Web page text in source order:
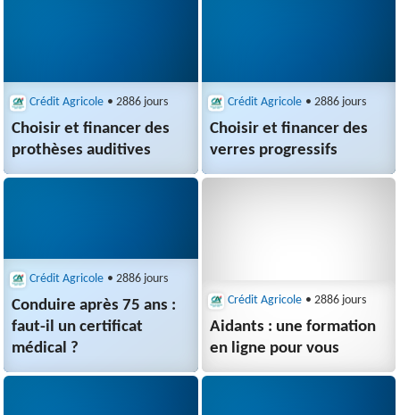
Crédit Agricole • 2886 jours
Choisir et financer des
prothèses auditives
Crédit Agricole • 2886 jours
Choisir et financer des
verres progressifs
Crédit Agricole • 2886 jours
Conduire après 75 ans :
faut-il un certificat
médical ?
Crédit Agricole • 2886 jours
Aidants : une formation
en ligne pour vous